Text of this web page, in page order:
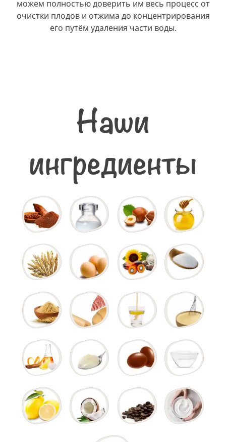
можем полностью доверить им весь процесс от
очистки плодов и отжима до концентрирования
его путём удаления части воды.
Наши
ингредиенты